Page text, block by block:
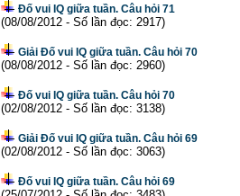
Đố vui IQ giữa tuần. Câu hỏi 71
(08/08/2012 - Số lần đọc: 2917)
Giải Đố vui IQ giữa tuần. Câu hỏi 70
(08/08/2012 - Số lần đọc: 2960)
Đố vui IQ giữa tuần. Câu hỏi 70
(02/08/2012 - Số lần đọc: 3138)
Giải Đố vui IQ giữa tuần. Câu hỏi 69
(02/08/2012 - Số lần đọc: 3063)
Đố vui IQ giữa tuần. Câu hỏi 69